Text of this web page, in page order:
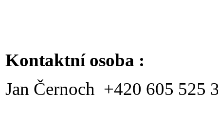
Kontaktní osoba :
Jan Černoch +420 605 525